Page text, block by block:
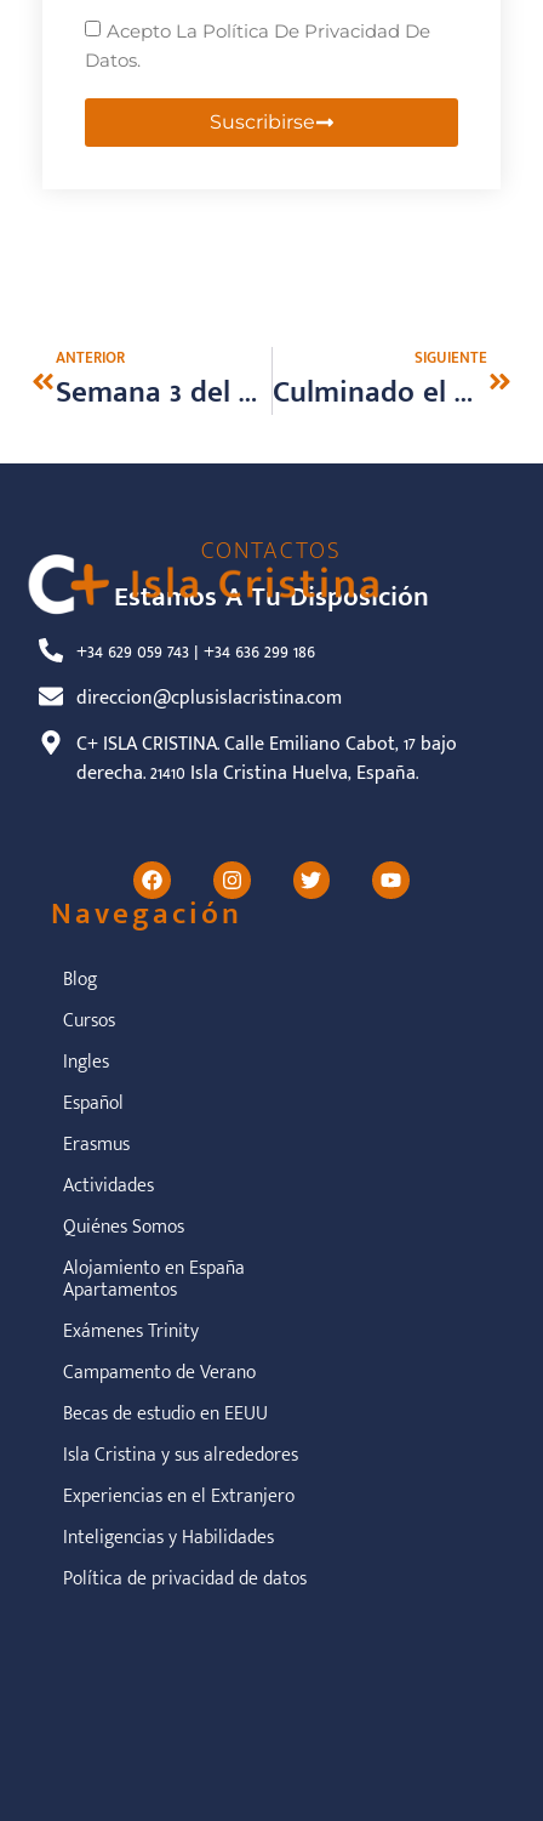
Acepto La Política De Privacidad De
Datos.
Suscribirse
ANTERIOR
Semana 3 del Campus de inglés. Talent show: COUNTRIES
SIGUIENTE
Culminado el Curso de Soft Skills
CONTACTOS
Estamos A Tu Disposición
+34 629 059 743 | +34 636 299 186
direccion@cplusislacristina.com
C+ ISLA CRISTINA. Calle Emiliano Cabot, 17 bajo
derecha. 21410 Isla Cristina Huelva, España.
Navegación
Blog
Cursos
Ingles
Español
Erasmus
Actividades
Quiénes Somos
Alojamiento en España
Apartamentos
Exámenes Trinity
Campamento de Verano
Becas de estudio en EEUU
Isla Cristina y sus alrededores
Experiencias en el Extranjero
Inteligencias y Habilidades
Política de privacidad de datos